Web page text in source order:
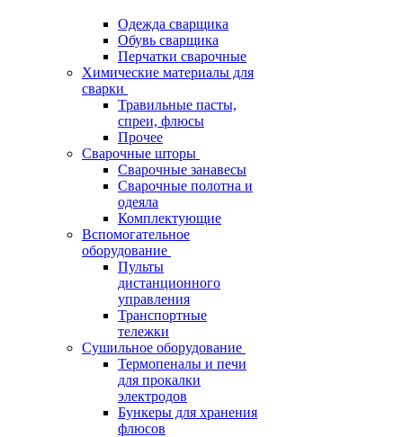
Одежда сварщика
Обувь сварщика
Перчатки сварочные
Химические материалы для
сварки
Травильные пасты,
спреи, флюсы
Прочее
Сварочные шторы
Сварочные занавесы
Сварочные полотна и
одеяла
Комплектующие
Вспомогательное
оборудование
Пульты
дистанционного
управления
Транспортные
тележки
Сушильное оборудование
Термопеналы и печи
для прокалки
электродов
Бункеры для хранения
флюсов